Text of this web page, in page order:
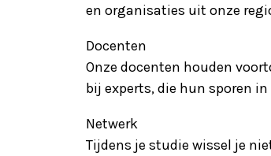
en organisaties uit onze
Docenten
Onze docenten houden
bij experts, die hun sporen
Netwerk
Tijdens je studie wissel je